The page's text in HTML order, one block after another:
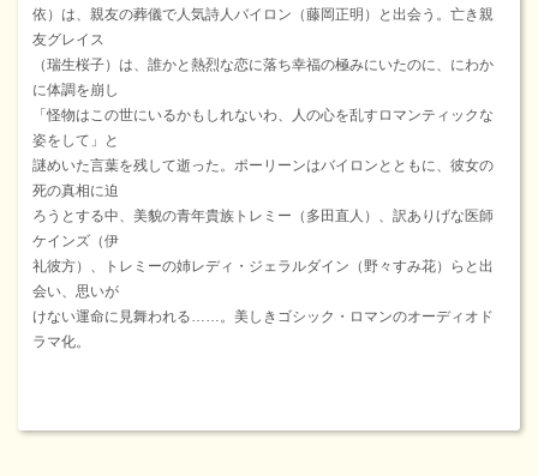
依）は、親友の葬儀で人気詩人バイロン（藤岡正明）と出会う。亡き親
友グレイス
（瑞生桜子）は、誰かと熱烈な恋に落ち幸福の極みにいたのに、にわか
に体調を崩し
「怪物はこの世にいるかもしれないわ、人の心を乱すロマンティックな
姿をして」と
謎めいた言葉を残して逝った。ポーリーンはバイロンとともに、彼女の
死の真相に迫
ろうとする中、美貌の青年貴族トレミー（多田直人）、訳ありげな医師
ケインズ（伊
礼彼方）、トレミーの姉レディ・ジェラルダイン（野々すみ花）らと出
会い、思いが
けない運命に見舞われる……。美しきゴシック・ロマンのオーディオド
ラマ化。